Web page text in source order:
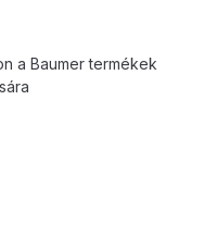
a Baumer termékek